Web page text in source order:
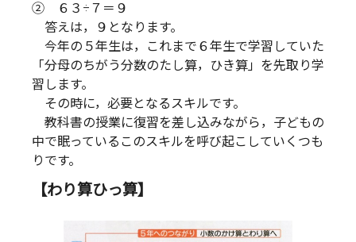
② ６３÷７＝９
答えは，９となります。
今年の５年生は，これまで６年生で学習していた
「分母のちがう分数のたし算，ひき算」を先取り学
習します。
その時に，必要となるスキルです。
教科書の授業に復習を差し込みながら，子どもの
中で眠っているこのスキルを呼び起こしていくつも
りです。
【わり算ひっ算】